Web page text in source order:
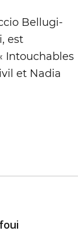
Bellugi-
est
Intouchables
et Nadia